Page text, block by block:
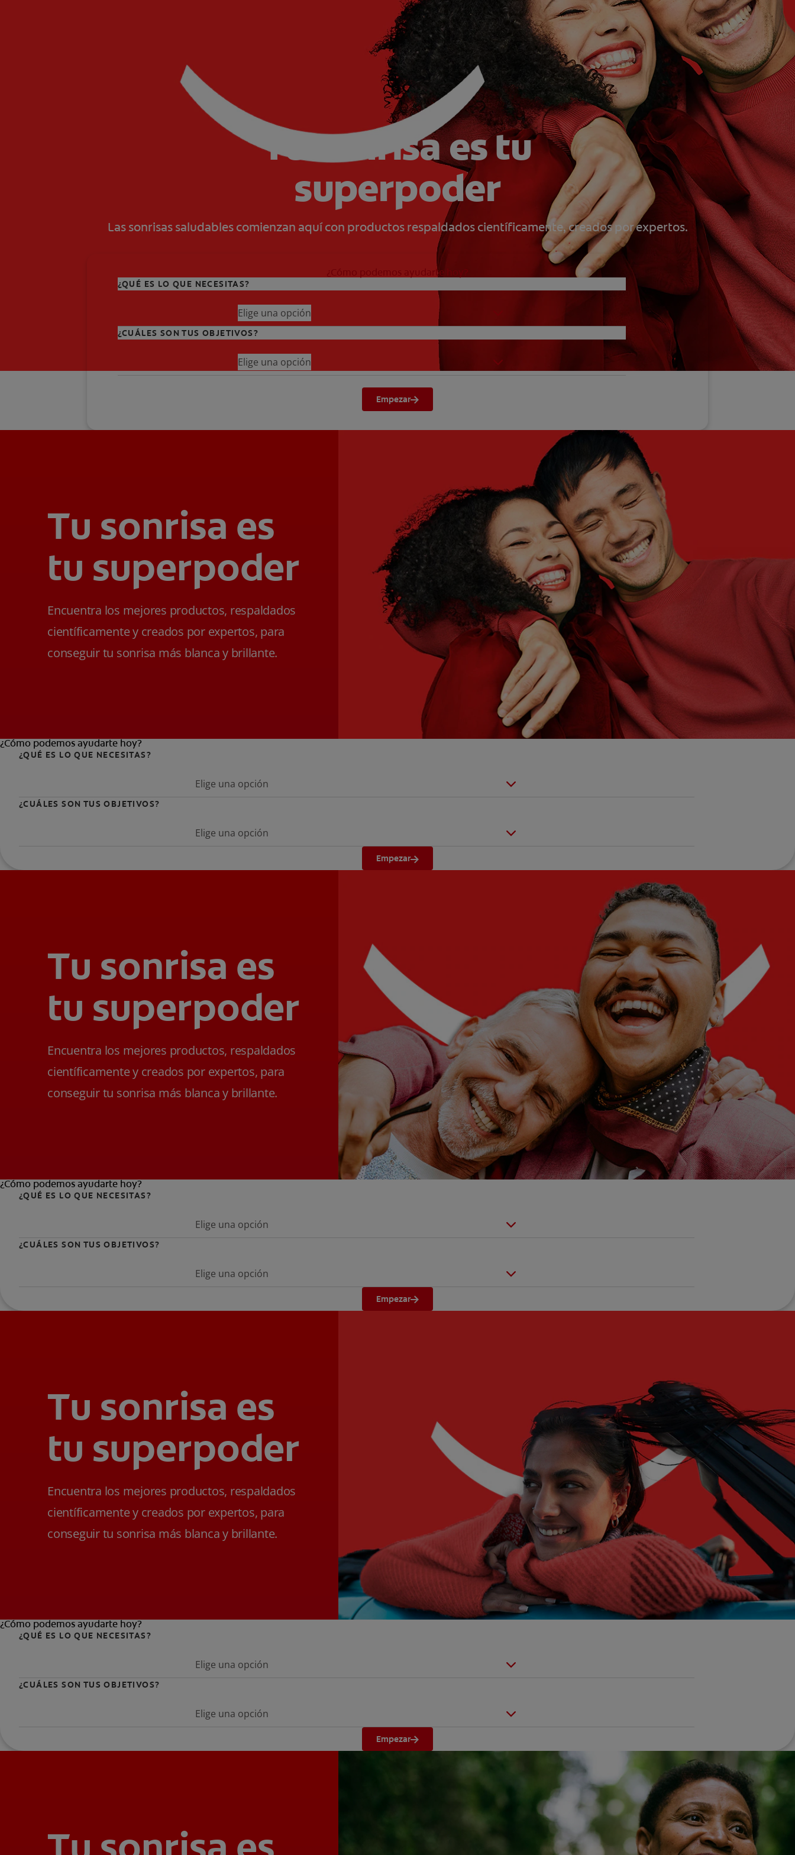
Tu sonrisa es tu
superpoder
Las sonrisas saludables comienzan aquí con productos respaldados científicamente, creados por expertos.
¿Cómo podemos ayudarte hoy?
¿QUÉ ES LO QUE NECESITAS?
Elige una opción
¿CUÁLES SON TUS OBJETIVOS?
Elige una opción
Empezar
Tu sonrisa es
tu superpoder
Encuentra los mejores productos, respaldados
científicamente y creados por expertos, para
conseguir tu sonrisa más blanca y brillante.
¿Cómo podemos ayudarte hoy?
¿QUÉ ES LO QUE NECESITAS?
Elige una opción
¿CUÁLES SON TUS OBJETIVOS?
Elige una opción
Empezar
Tu sonrisa es
tu superpoder
Encuentra los mejores productos, respaldados
científicamente y creados por expertos, para
conseguir tu sonrisa más blanca y brillante.
¿Cómo podemos ayudarte hoy?
¿QUÉ ES LO QUE NECESITAS?
Elige una opción
¿CUÁLES SON TUS OBJETIVOS?
Elige una opción
Empezar
Tu sonrisa es
tu superpoder
Encuentra los mejores productos, respaldados
científicamente y creados por expertos, para
conseguir tu sonrisa más blanca y brillante.
¿Cómo podemos ayudarte hoy?
¿QUÉ ES LO QUE NECESITAS?
Elige una opción
¿CUÁLES SON TUS OBJETIVOS?
Elige una opción
Empezar